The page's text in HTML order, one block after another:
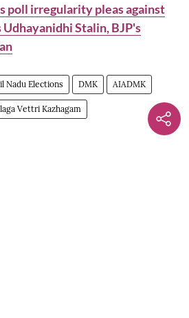
poll irregularity pleas against
Stalin, BJP's
Nadu Elections DMK AIADMK
Vettri Kazhagam